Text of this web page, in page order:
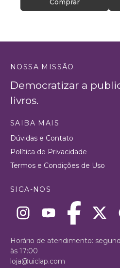
Comprar
NOSSA MISSÃO
Democratizar a
livros.
SAIBA MAIS
Dúvidas e Contato
Política de Privacidade
Termos e Condições de Uso
SIGA-NOS
Horário de atendimento:
às 17:00
loja@uiclap.com